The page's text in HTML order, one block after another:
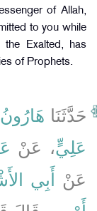
of Allah,
to you while
Exalted, has
of Prophets.
حَدَّثَنَا
عَلِيٍّ، عَنْ
عَنْ
أَبِي